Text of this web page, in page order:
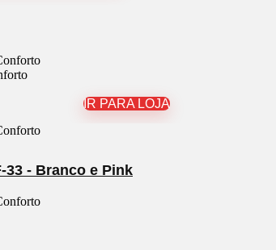
IR PARA LOJA
33 - Branco e Pink